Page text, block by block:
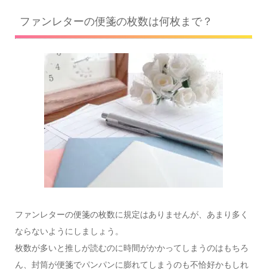
ファンレターの便箋の枚数は何枚まで？
ファンレターの便箋の枚数に規定はありませんが、あまり多く
ならないようにしましょう。
枚数が多いと推しが読むのに時間がかかってしまうのはもちろ
ん、封筒が便箋でパンパンに膨れてしまうのも不恰好かもしれ